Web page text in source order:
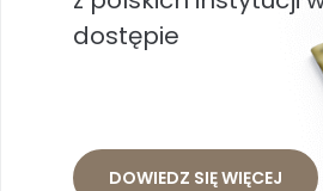
dostępie
DOWIEDZ SIĘ WIĘCEJ